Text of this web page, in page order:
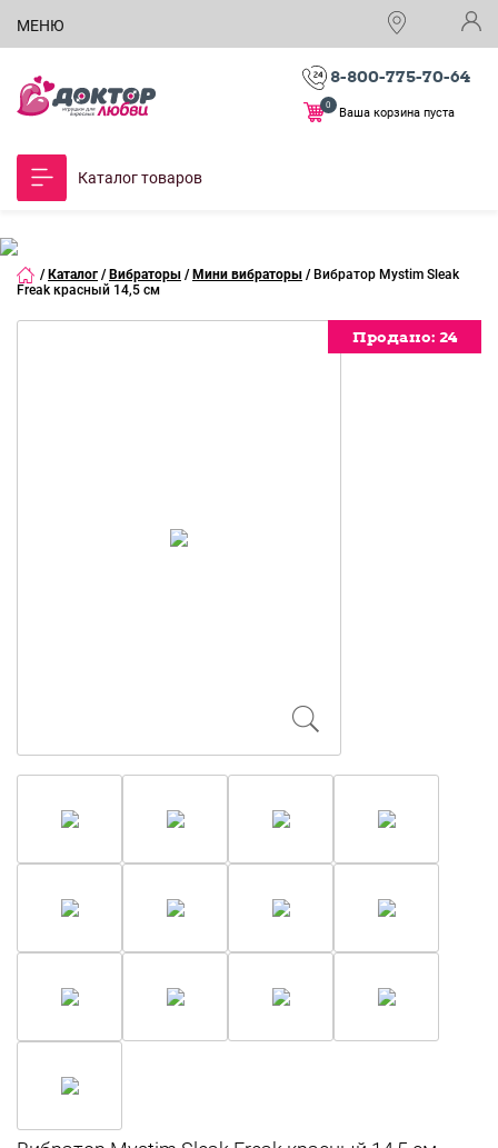
МЕНЮ
8-800-775-70-64
Ваша корзина пуста
0
Каталог товаров
/ Каталог / Вибраторы / Мини вибраторы / Вибратор Mystim Sleak
Freak красный 14,5 см
Продано: 24
Продано: 24
Продано: 24
Продано: 24
Продано: 24
Продано: 24
Продано: 24
Продано: 24
Продано: 24
Продано: 24
Продано: 24
Продано: 24
Продано: 24